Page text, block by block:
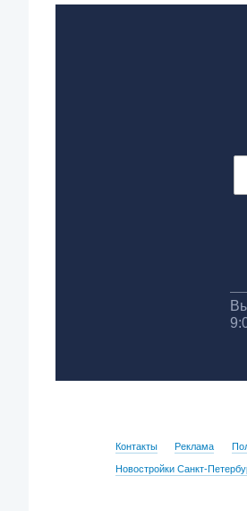
Контакты Реклама
Новостройки Санкт-